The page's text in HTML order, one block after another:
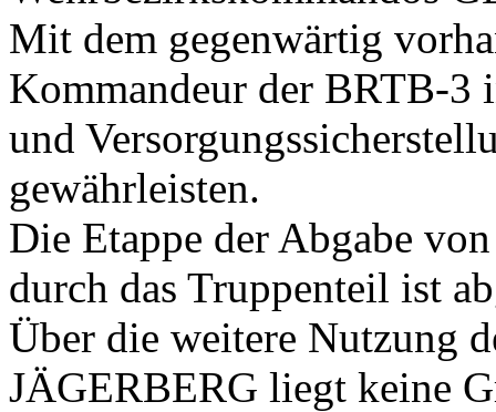
Mit dem gegenwärtig
Kommandeur der BRTB-3
und
gewährleisten.
Die Etappe der Abgabe
durch das Truppenteil ist
Über die weitere Nutzung
JÄGERBERG liegt keine